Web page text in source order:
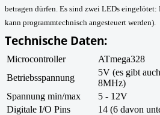
betragen dürfen. Es sind zwei LEDs eingelötet:
kann programmtechnisch angesteuert werden).
Technische Daten:
Microcontroller
ATmega328
Betriebsspannung
5V (es gibt
8MHz)
Spannung min/max
5 - 12V
Digitale I/O Pins
14 (6 davon